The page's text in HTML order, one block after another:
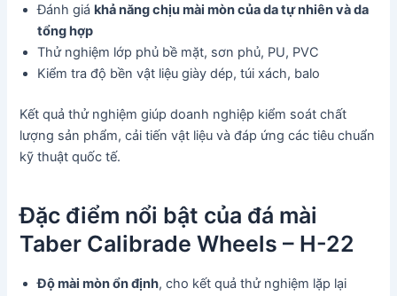
Đánh giá khả năng chịu mài mòn của da tự nhiên và da
tổng hợp
Thử nghiệm lớp phủ bề mặt, sơn phủ, PU, PVC
Kiểm tra độ bền vật liệu giày dép, túi xách, balo
Kết quả thử nghiệm giúp doanh nghiệp kiểm soát chất
lượng sản phẩm, cải tiến vật liệu và đáp ứng các tiêu chuẩn
kỹ thuật quốc tế.
Đặc điểm nổi bật của đá mài
Taber Calibrade Wheels – H-22
Độ mài mòn ổn định, cho kết quả thử nghiệm lặp lại